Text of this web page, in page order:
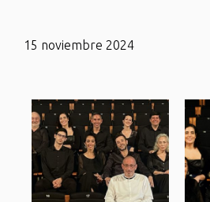
15 noviembre 2024